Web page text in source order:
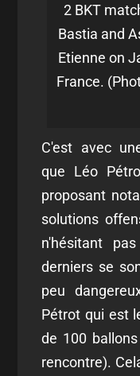
2 BKT
Bastia and
Etienne on
France.
C'est avec
que Léo
proposant
solutions
n'hésitant
derniers se
peu
Pétrot qui est
de 100
rencontre).